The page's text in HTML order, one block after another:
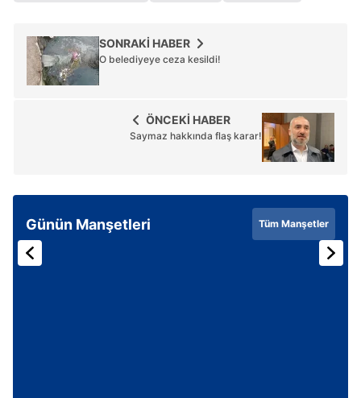
SONRAKİ HABER
O belediyeye ceza kesildi!
ÖNCEKİ HABER
Saymaz hakkında flaş karar!
Günün Manşetleri Tüm Manşetler